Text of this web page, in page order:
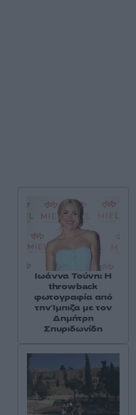
Ιωάννα Τούνη: Η
throwback
φωτογραφία από
την Ίμπιζα με τον
Δημήτρη
Σπυριδωνίδη